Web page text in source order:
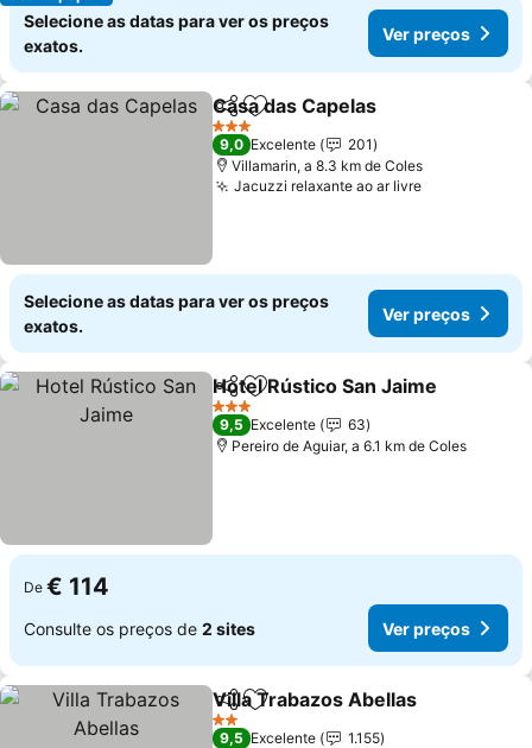
Selecione as datas para ver os preços
exatos.
Ver preços
PartilharAdicionar aos favoritos
Casa das Capelas
3 Estrelas
9,0 Excelente
201
Villamarin, a 8.3 km de Coles
Jacuzzi relaxante ao ar livre
Selecione as datas para ver os preços
exatos.
Ver preços
PartilharAdicionar aos favoritos
Hotel Rústico San Jaime
3 Estrelas
9,5 Excelente
63
Pereiro de Aguiar, a 6.1 km de Coles
De € 114
Consulte os preços de 2 sites Ver preços
PartilharAdicionar aos favoritos
Villa Trabazos Abellas
2 Estrelas
9,5 Excelente
1.155